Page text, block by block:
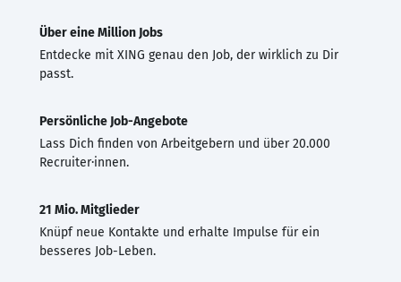
Über eine Million Jobs
Entdecke mit XING genau den Job, der wirklich zu Dir
passt.
Persönliche Job-Angebote
Lass Dich finden von Arbeitgebern und über 20.000
Recruiter·innen.
21 Mio. Mitglieder
Knüpf neue Kontakte und erhalte Impulse für ein
besseres Job-Leben.